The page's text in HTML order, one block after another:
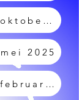
Nieuwsbrief 13 oktober 2025
2025
Nieuwsbrief 10 februari 2025